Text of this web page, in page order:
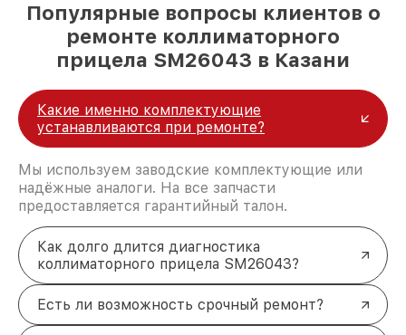
Популярные вопросы клиентов о
ремонте коллиматорного
прицела SM26043 в Казани
Какие именно комплектующие
устанавливаются при ремонте?
Мы используем заводские комплектующие или
надёжные аналоги. На все запчасти
предоставляется гарантийный талон.
Как долго длится диагностика
коллиматорного прицела SM26043?
Есть ли возможность срочный ремонт?